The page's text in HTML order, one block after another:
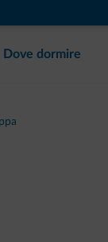
Dove dormire